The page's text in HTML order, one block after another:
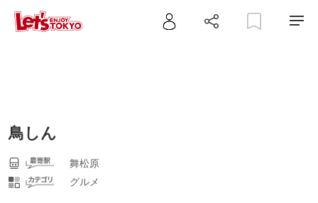
鳥しん
舞松原
グルメ